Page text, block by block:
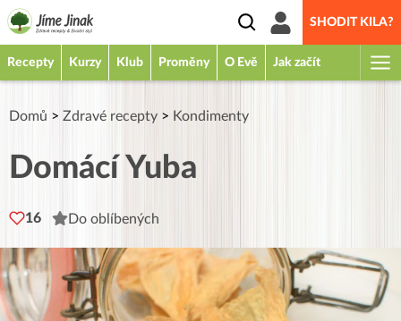
SHODIT KILA?
Recepty Kurzy Klub Proměny O Evě Jak začít
Domů > Zdravé recepty > Kondimenty
Domácí Yuba
16 Do oblíbených